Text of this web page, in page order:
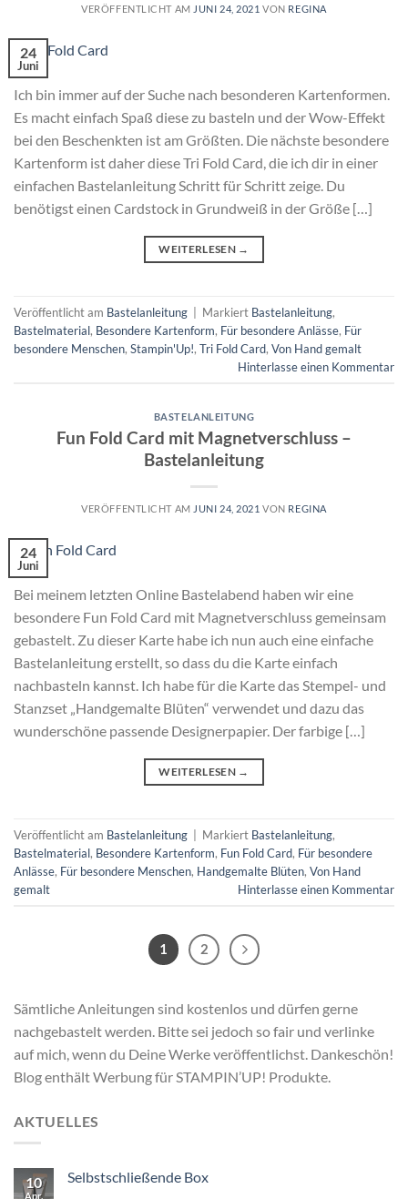
Sämtliche Anleitungen sind kostenlos und dürfen gerne
nachgebastelt werden. Bitte sei jedoch so fair und verlinke
auf mich, wenn du Deine Werke veröffentlichst. Dankeschön!
Blog enthält Werbung für STAMPIN’UP! Produkte.
AKTUELLES
10
Apr.
Selbstschließende Box
VERÖFFENTLICHT AM JUNI 24, 2021 VON REGINA
24
Juni
Ich bin immer auf der Suche nach besonderen Kartenformen.
Es macht einfach Spaß diese zu basteln und der Wow-Effekt
bei den Beschenkten ist am Größten. Die nächste besondere
Kartenform ist daher diese Tri Fold Card, die ich dir in einer
einfachen Bastelanleitung Schritt für Schritt zeige. Du
benötigst einen Cardstock in Grundweiß in der Größe […]
WEITERLESEN →
Veröffentlicht am Bastelanleitung | Markiert Bastelanleitung,
Bastelmaterial, Besondere Kartenform, Für besondere Anlässe, Für
besondere Menschen, Stampin'Up!, Tri Fold Card, Von Hand gemalt
Hinterlasse einen Kommentar
BASTELANLEITUNG
Fun Fold Card mit Magnetverschluss –
Bastelanleitung
VERÖFFENTLICHT AM JUNI 24, 2021 VON REGINA
24
Juni
Bei meinem letzten Online Bastelabend haben wir eine
besondere Fun Fold Card mit Magnetverschluss gemeinsam
gebastelt. Zu dieser Karte habe ich nun auch eine einfache
Bastelanleitung erstellt, so dass du die Karte einfach
nachbasteln kannst. Ich habe für die Karte das Stempel- und
Stanzset „Handgemalte Blüten“ verwendet und dazu das
wunderschöne passende Designerpapier. Der farbige […]
WEITERLESEN →
Veröffentlicht am Bastelanleitung Markiert Bastelanleitung,
Bastelmaterial, Besondere Kartenform, Fun Fold Card, Für besondere
Anlässe, Für besondere Menschen, Handgemalte Blüten, Von Hand
gemalt
Hinterlasse einen Kommentar
1 2